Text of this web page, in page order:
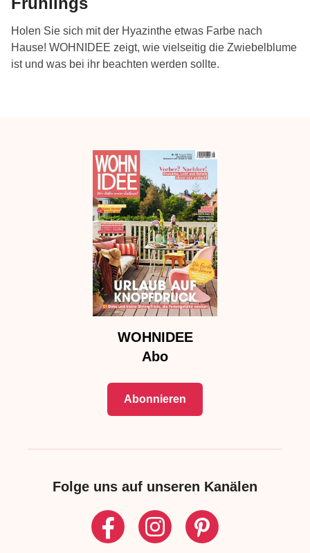
Holen Sie sich mit der Hyazinthe etwas Farbe nach
Hause! WOHNIDEE zeigt, wie vielseitig die Zwiebelblume
ist und was bei ihr beachten werden sollte.
WOHNIDEE
Abo
Abonnieren
Folge uns auf unseren Kanälen